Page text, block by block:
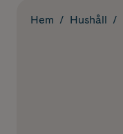
Hem Hushåll